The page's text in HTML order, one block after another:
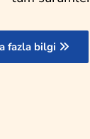
Alın!